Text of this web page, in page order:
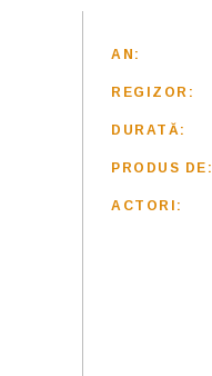
AN:
REGIZOR:
DURATĂ:
PRODUS DE:
ACTORI: